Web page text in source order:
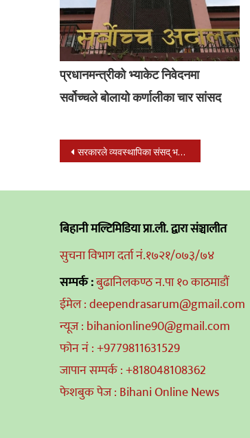
प्रधानमन्त्रीको भ्याकेट निवेदनमा
सर्वोच्चले बोलायो कर्णालीका चार सांसद
Post
सरकारले व्यवस्थापिका संसद् भवनलाई नै संघीय संसद बनाउने
बिहानी मल्टिमिडिया प्रा.ली. द्वारा संञ्चालीत
सुचना विभाग दर्ता नं.१७२१/०७३/७४
सम्पर्क :बुढानिलकण्ठ न.पा १० काठमाडौं
ईमेल : deependrasarum@gmail.com
न्यूज : bihanionline90@gmail.com
फोन नं : +9779811631529
जापान सम्पर्क : +818048108362
फेशबुक पेज : Bihani Online News